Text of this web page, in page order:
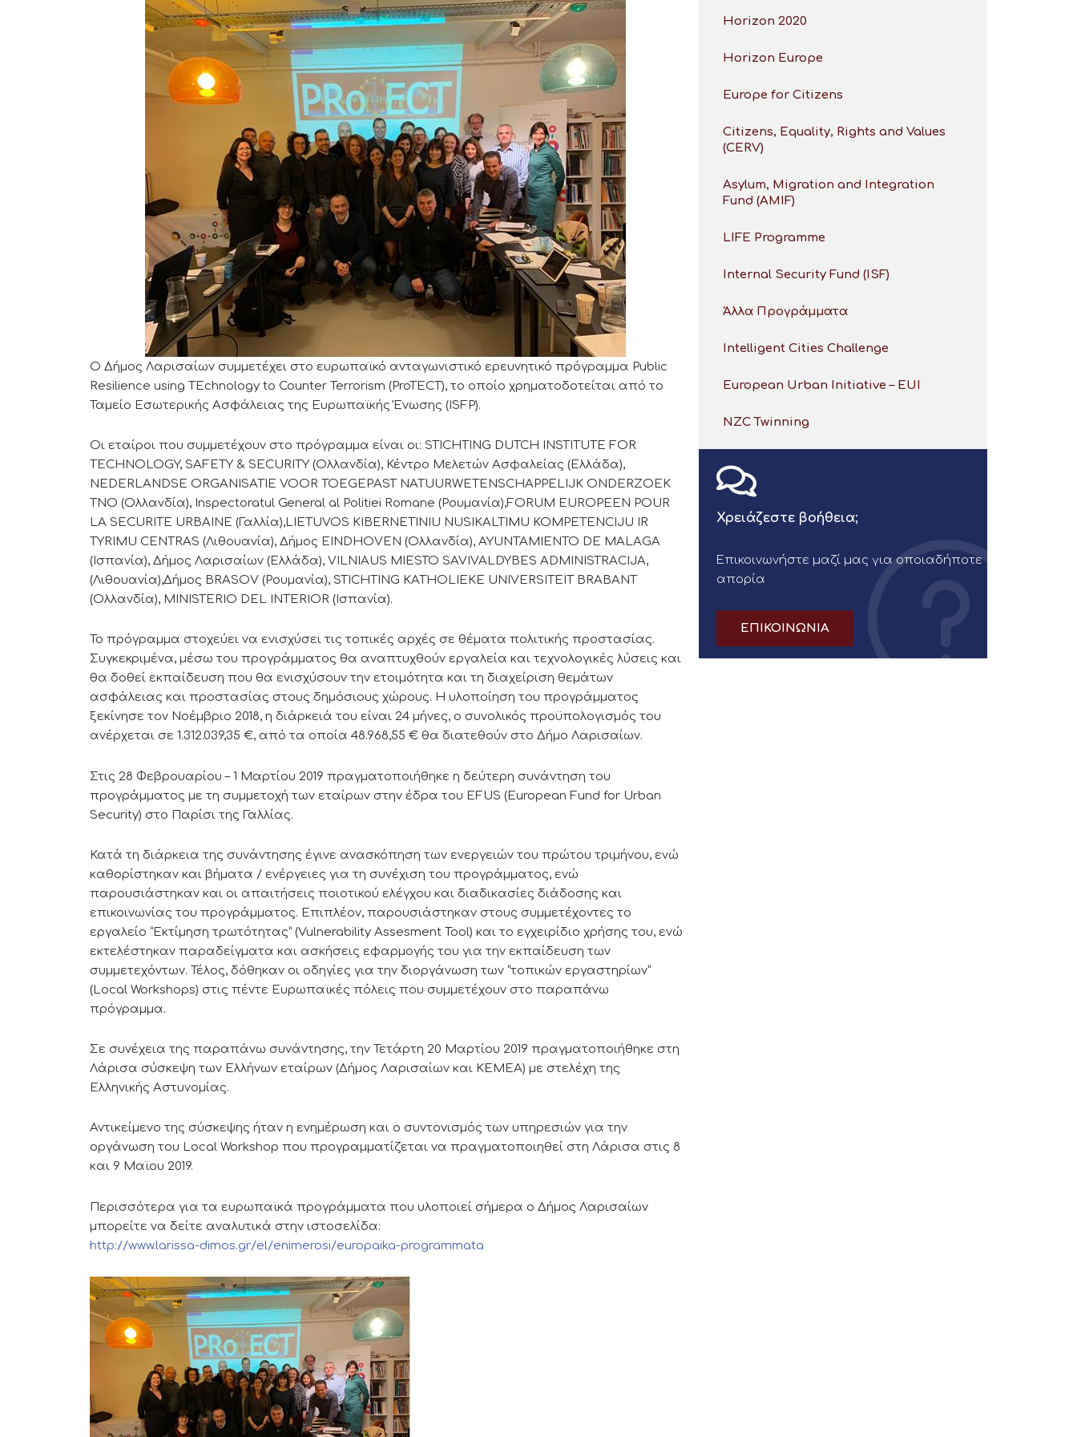
Ο Δήμος Λαρισαίων συμμετέχει στο ευρωπαϊκό ανταγωνιστικό ερευνητικό πρόγραμμα Public
Resilience using TEchnology to Counter Terrorism (ProTECT), το οποίο χρηματοδοτείται από το
Ταμείο Εσωτερικής Ασφάλειας της Ευρωπαϊκής Ένωσης (ISFP).
Οι εταίροι που συμμετέχουν στο πρόγραμμα είναι οι: STICHTING DUTCH INSTITUTE FOR
TECHNOLOGY, SAFETY & SECURITY (Ολλανδία), Κέντρο Μελετών Ασφαλείας (Ελλάδα),
NEDERLANDSE ORGANISATIE VOOR TOEGEPAST NATUURWETENSCHAPPELIJK ONDERZOEK
TNO (Ολλανδία), Inspectoratul General al Politiei Romane (Ρουμανία),FORUM EUROPEEN POUR
LA SECURITE URBAINE (Γαλλία),LIETUVOS KIBERNETINIU NUSIKALTIMU KOMPETENCIJU IR
TYRIMU CENTRAS (Λιθουανία), Δήμος EINDHOVEN (Ολλανδία), AYUNTAMIENTO DE MALAGA
(Ισπανία), Δήμος Λαρισαίων (Ελλάδα), VILNIAUS MIESTO SAVIVALDYBES ADMINISTRACIJA,
(Λιθουανία),Δήμος BRASOV (Ρουμανία), STICHTING KATHOLIEKE UNIVERSITEIT BRABANT
(Ολλανδία), MINISTERIO DEL INTERIOR (Ισπανία).
Το πρόγραμμα στοχεύει να ενισχύσει τις τοπικές αρχές σε θέματα πολιτικής προστασίας.
Συγκεκριμένα, μέσω του προγράμματος θα αναπτυχθούν εργαλεία και τεχνολογικές λύσεις και
θα δοθεί εκπαίδευση που θα ενισχύσουν την ετοιμότητα και τη διαχείριση θεμάτων
ασφάλειας και προστασίας στους δημόσιους χώρους. Η υλοποίηση του προγράμματος
ξεκίνησε τον Νοέμβριο 2018, η διάρκειά του είναι 24 μήνες, ο συνολικός προϋπολογισμός του
ανέρχεται σε 1.312.039,35 €, από τα οποία 48.968,55 € θα διατεθούν στο Δήμο Λαρισαίων.
Στις 28 Φεβρουαρίου – 1 Μαρτίου 2019 πραγματοποιήθηκε η δεύτερη συνάντηση του
προγράμματος με τη συμμετοχή των εταίρων στην έδρα του EFUS (European Fund for Urban
Security) στο Παρίσι της Γαλλίας.
Κατά τη διάρκεια της συνάντησης έγινε ανασκόπηση των ενεργειών του πρώτου τριμήνου, ενώ
καθορίστηκαν και βήματα / ενέργειες για τη συνέχιση του προγράμματος, ενώ
παρουσιάστηκαν και οι απαιτήσεις ποιοτικού ελέγχου και διαδικασίες διάδοσης και
επικοινωνίας του προγράμματος. Επιπλέον, παρουσιάστηκαν στους συμμετέχοντες το
εργαλείο “Εκτίμηση τρωτότητας” (Vulnerability Assesment Tool) και το εγχειρίδιο χρήσης του, ενώ
εκτελέστηκαν παραδείγματα και ασκήσεις εφαρμογής του για την εκπαίδευση των
συμμετεχόντων. Τέλος, δόθηκαν οι οδηγίες για την διοργάνωση των “τοπικών εργαστηρίων”
(Local Workshops) στις πέντε Ευρωπαϊκές πόλεις που συμμετέχουν στο παραπάνω
πρόγραμμα.
Σε συνέχεια της παραπάνω συνάντησης, την Τετάρτη 20 Μαρτίου 2019 πραγματοποιήθηκε στη
Λάρισα σύσκεψη των Ελλήνων εταίρων (Δήμος Λαρισαίων και ΚΕΜΕΑ) με στελέχη της
Ελληνικής Αστυνομίας.
Αντικείμενο της σύσκεψης ήταν η ενημέρωση και ο συντονισμός των υπηρεσιών για την
οργάνωση του Local Workshop που προγραμματίζεται να πραγματοποιηθεί στη Λάρισα στις 8
και 9 Μαϊου 2019.
Περισσότερα για τα ευρωπαϊκά προγράμματα που υλοποιεί σήμερα ο Δήμος Λαρισαίων
μπορείτε να δείτε αναλυτικά στην ιστοσελίδα:
http://www.larissa-dimos.gr/el/enimerosi/europaika-programmata
Horizon 2020
Horizon Europe
Europe for Citizens
Citizens, Equality, Rights and Values
(CERV)
Asylum, Migration and Integration
Fund (AMIF)
LIFE Programme
Internal Security Fund (ISF)
Άλλα Προγράμματα
Intelligent Cities Challenge
European Urban Initiative – EUI
NZC Twinning
Χρειάζεστε βοήθεια;
Επικοινωνήστε μαζί μας για οποιαδήποτε
απορία
ΕΠΙΚΟΙΝΩΝΙΑ